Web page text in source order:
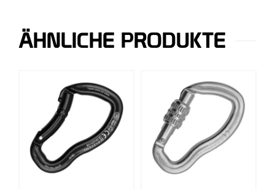
ÄHNLICHE PRODUKTE